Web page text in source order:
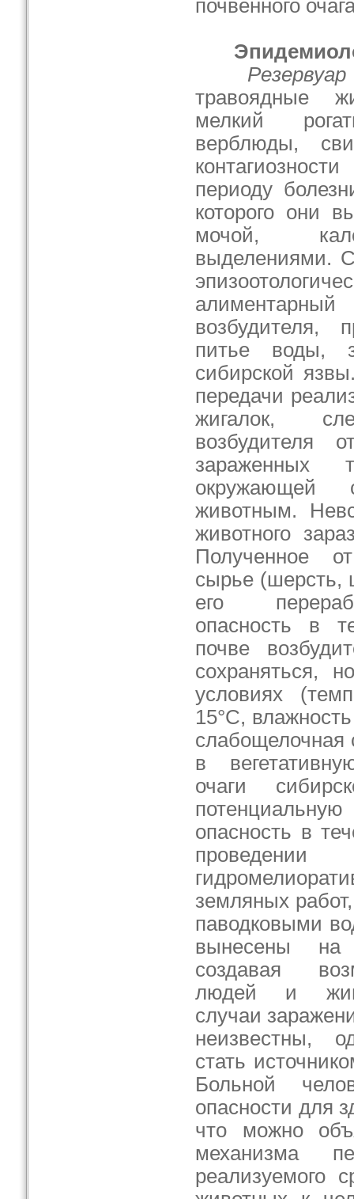
почвенного
травоядные
мелкий
верблюды,
периоду
которого они
мочой,
выделениями.
возбудителя,
питье воды,
сибирской
передачи
жигалок,
возбудителя
зараженных
окружающей
животным.
животного
Полученное
сырье (шерсть,
его
опасность в
почве
сохраняться,
условиях
15°С,
слабощелочная
в
очаги
опасность в
земляных
паводковыми
вынесены на
создавая
людей и
случаи
неизвестны,
стать
Больной
опасности для
что можно
механизма
реализуемого